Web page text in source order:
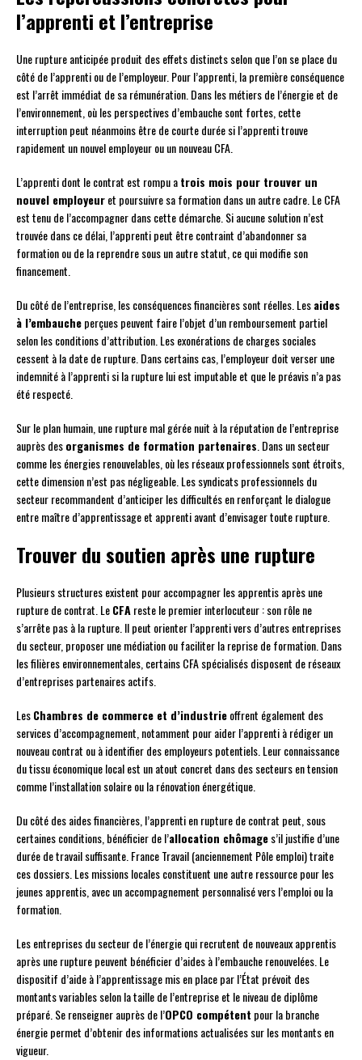
l’apprenti et l’entreprise
Une rupture anticipée produit des effets distincts selon que l’on se place du
côté de l’apprenti ou de l’employeur. Pour l’apprenti, la première conséquence
est l’arrêt immédiat de sa rémunération. Dans les métiers de l’énergie et de
l’environnement, où les perspectives d’embauche sont fortes, cette
interruption peut néanmoins être de courte durée si l’apprenti trouve
rapidement un nouvel employeur ou un nouveau CFA.
L’apprenti dont le contrat est rompu atrois mois pour trouver un
nouvel employeuret poursuivre sa formation dans un autre cadre. Le CFA
est tenu de l’accompagner dans cette démarche. Si aucune solution n’est
trouvée dans ce délai, l’apprenti peut être contraint d’abandonner sa
formation ou de la reprendre sous un autre statut, ce qui modifie son
financement.
Du côté de l’entreprise, les conséquences financières sont réelles. Lesaides
à l’embaucheperçues peuvent faire l’objet d’un remboursement partiel
selon les conditions d’attribution. Les exonérations de charges sociales
cessent à la date de rupture. Dans certains cas, l’employeur doit verser une
indemnité à l’apprenti si la rupture lui est imputable et que le préavis n’a pas
été respecté.
Sur le plan humain, une rupture mal gérée nuit à la réputation de l’entreprise
auprès desorganismes de formation partenaires. Dans un secteur
comme les énergies renouvelables, où les réseaux professionnels sont étroits,
cette dimension n’est pas négligeable. Les syndicats professionnels du
secteur recommandent d’anticiper les difficultés en renforçant le dialogue
entre maître d’apprentissage et apprenti avant d’envisager toute rupture.
Trouver du soutien après une rupture
Plusieurs structures existent pour accompagner les apprentis après une
rupture de contrat. LeCFAreste le premier interlocuteur : son rôle ne
s’arrête pas à la rupture. Il peut orienter l’apprenti vers d’autres entreprises
du secteur, proposer une médiation ou faciliter la reprise de formation. Dans
les filières environnementales, certains CFA spécialisés disposent de réseaux
d’entreprises partenaires actifs.
LesChambres de commerce et d’industrieoffrent également des
services d’accompagnement, notamment pour aider l’apprenti à rédiger un
nouveau contrat ou à identifier des employeurs potentiels. Leur connaissance
du tissu économique local est un atout concret dans des secteurs en tension
comme l’installation solaire ou la rénovation énergétique.
Du côté des aides financières, l’apprenti en rupture de contrat peut, sous
certaines conditions, bénéficier de l’allocation chômages’il justifie d’une
durée de travail suffisante. France Travail (anciennement Pôle emploi) traite
ces dossiers. Les missions locales constituent une autre ressource pour les
jeunes apprentis, avec un accompagnement personnalisé vers l’emploi ou la
formation.
Les entreprises du secteur de l’énergie qui recrutent de nouveaux apprentis
après une rupture peuvent bénéficier d’aides à l’embauche renouvelées. Le
dispositif d’aide à l’apprentissage mis en place par l’État prévoit des
montants variables selon la taille de l’entreprise et le niveau de diplôme
préparé. Se renseigner auprès de l’OPCO compétent pour la branche
énergie permet d’obtenir des informations actualisées sur les montants en
vigueur.